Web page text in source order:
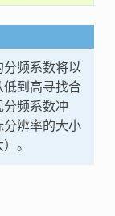
分频系数将以
低到高寻找合
分频系数冲
分辨率的大小
。